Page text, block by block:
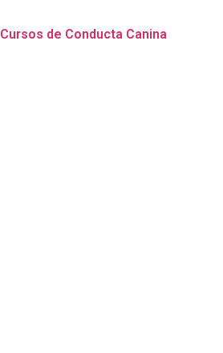
Cursos de Conducta Canina